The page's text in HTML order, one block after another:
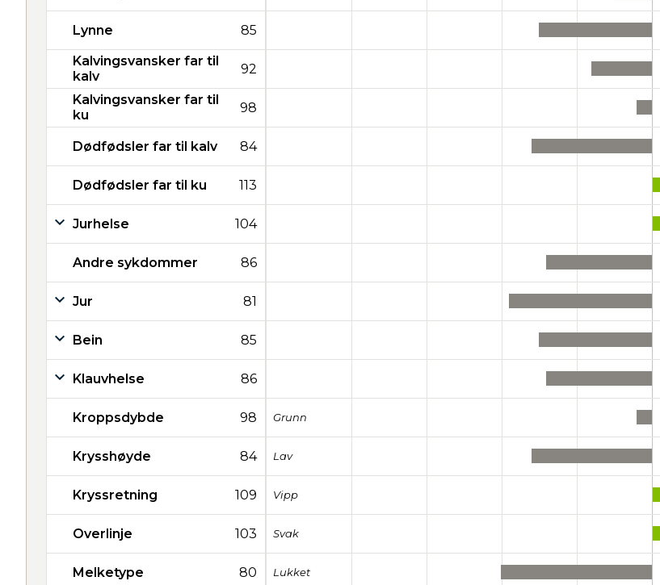
Lynne 85
Kalvingsvansker far til
kalv
92
Kalvingsvansker far til
ku
98
Dødfødsler far til kalv 84
Dødfødsler far til ku 113
Jurhelse 104
Andre sykdommer 86
Jur 81
Bein 85
Klauvhelse 86
Kroppsdybde 98 Grunn
Krysshøyde 84 Lav
Kryssretning 109 Vipp
Overlinje 103 Svak
Melketype 80 Lukket